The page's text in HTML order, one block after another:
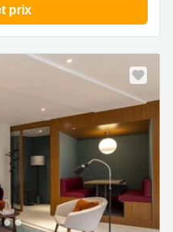
prix